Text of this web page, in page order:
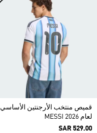
قميص منتخب الأرجنتين الأساسي
لعام 2026 MESSI
SAR 529.00